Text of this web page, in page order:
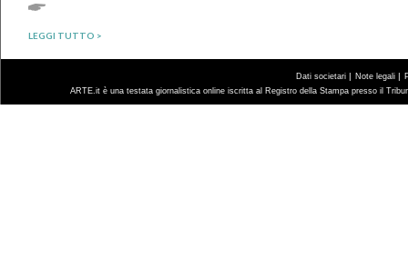
LEGGI TUTTO >
Dati societari | Note legali |
ARTE.it è una testata giornalistica online iscritta al Registro della Stampa presso il